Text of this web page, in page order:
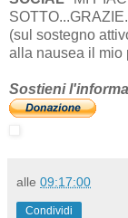
SOTTO...GRAZIE.
(sul sostegno
alla nausea il mio
Sostieni
alle 09:17:00
Condividi